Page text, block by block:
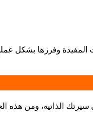
المفيدة وفرزها بشكل
سيرتك الذاتية، ومن هذه